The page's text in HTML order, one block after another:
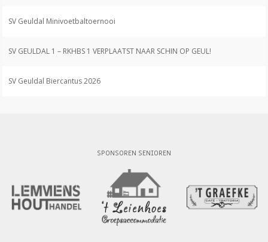
SV Geuldal Minivoetbaltoernooi
SV GEULDAL 1 – RKHBS 1 VERPLAATST NAAR SCHIN OP GEUL!
SV Geuldal Biercantus 2026
SPONSOREN SENIOREN